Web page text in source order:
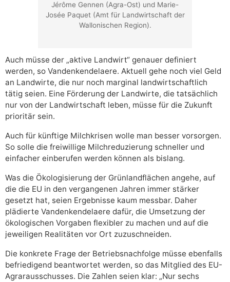
Jérôme Gennen (Agra-Ost) und Marie-
Josée Paquet (Amt für Landwirtschaft der
Wallonischen Region).
Auch müsse der „aktive Landwirt“ genauer definiert
werden, so Vandenkendelaere. Aktuell gehe noch viel Geld
an Landwirte, die nur noch marginal landwirtschaftlich
tätig seien. Eine Förderung der Landwirte, die tatsächlich
nur von der Landwirtschaft leben, müsse für die Zukunft
prioritär sein.
Auch für künftige Milchkrisen wolle man besser vorsorgen.
So solle die freiwillige Milchreduzierung schneller und
einfacher einberufen werden können als bislang.
Was die Ökologisierung der Grünlandflächen angehe, auf
die die EU in den vergangenen Jahren immer stärker
gesetzt hat, seien Ergebnisse kaum messbar. Daher
plädierte Vandenkendelaere dafür, die Umsetzung der
ökologischen Vorgaben flexibler zu machen und auf die
jeweiligen Realitäten vor Ort zuzuschneiden.
Die konkrete Frage der Betriebsnachfolge müsse ebenfalls
befriedigend beantwortet werden, so das Mitglied des EU-
Agrarausschusses. Die Zahlen seien klar: „Nur sechs